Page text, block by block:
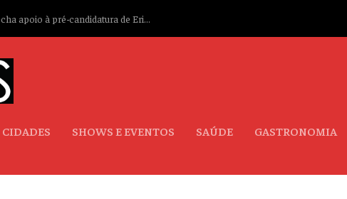
apoio à pré-candidatura de Eri...
CIDADES SHOWS E EVENTOS SAÚDE GASTRONOMIA